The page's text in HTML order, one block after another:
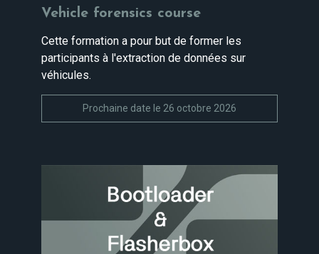
Vehicle forensics course
Cette formation a pour but de former les
participants à l'extraction de données sur
véhicules.
Prochaine date le 26 octobre 2026